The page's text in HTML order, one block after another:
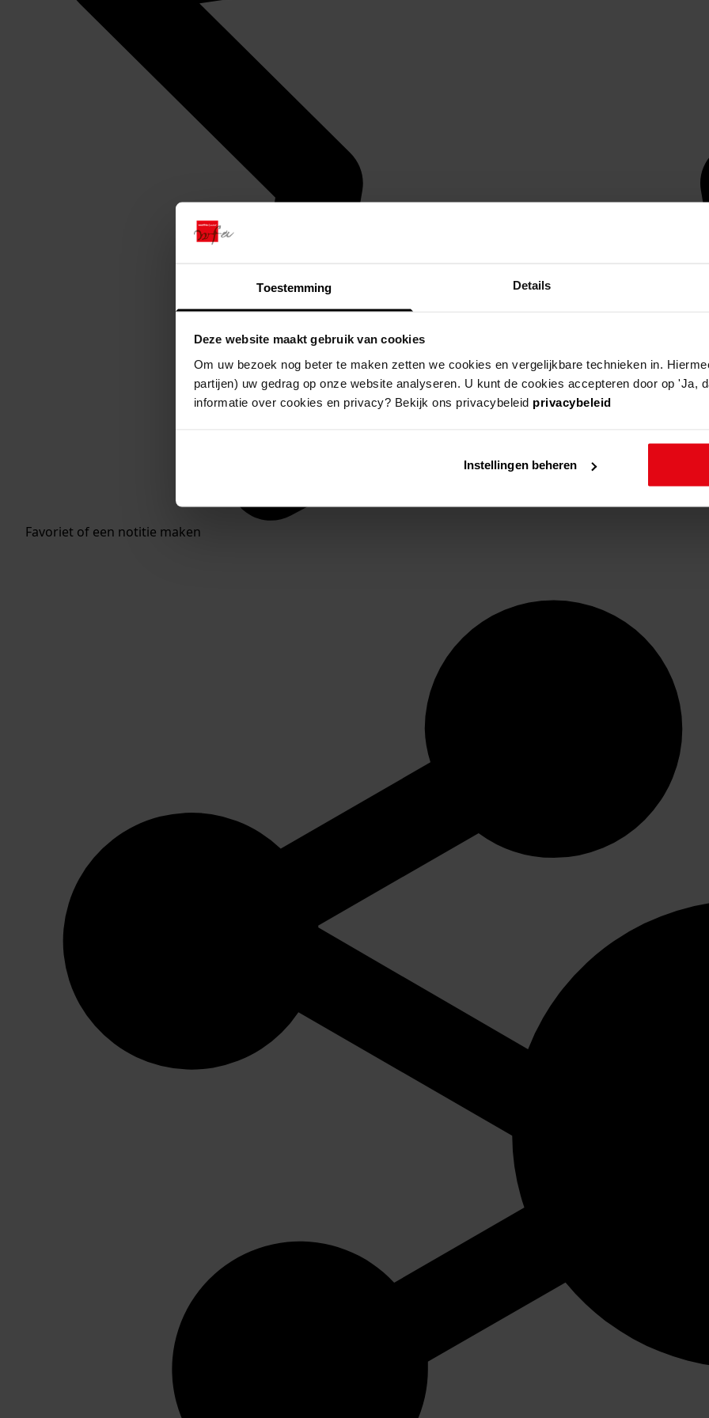
Toestemming Details
Deze website maakt gebruik van cookies
Om uw bezoek nog beter te maken zetten we cookies en vergelijkbare technieken in.
partijen) uw gedrag op onze website analyseren. U kunt de cookies accepteren door op 'Ja,
informatie over cookies en privacy? Bekijk ons privacybeleid privacybeleid
Instellingen beheren
Favoriet of een notitie maken